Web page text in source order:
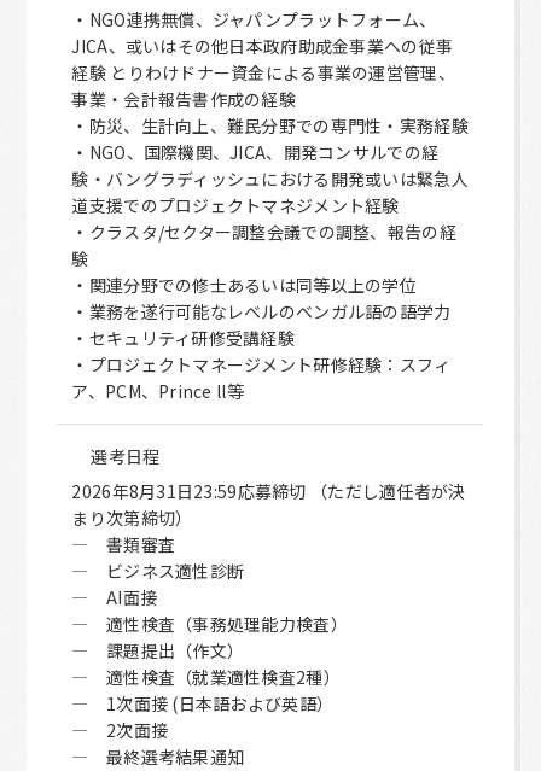
・NGO連携無償、ジャパンプラットフォーム、
JICA、或いはその他日本政府助成金事業への従事
経験 とりわけドナー資金による事業の運営管理、
事業・会計報告書作成の経験
・防災、生計向上、難民分野での専門性・実務経験
・NGO、国際機関、JICA、開発コンサルでの経
験・バングラディッシュにおける開発或いは緊急人
道支援でのプロジェクトマネジメント経験
・クラスタ/セクター調整会議での調整、報告の経
験
・関連分野での修士あるいは同等以上の学位
・業務を遂行可能なレベルのベンガル語の語学力
・セキュリティ研修受講経験
・プロジェクトマネージメント研修経験：スフィ
ア、PCM、Prince ll等
選考日程
2026年8月31日23:59応募締切 （ただし適任者が決
まり次第締切）
― 書類審査
― ビジネス適性診断
― AI面接
― 適性検査（事務処理能力検査）
― 課題提出（作文）
― 適性検査（就業適性検査2種）
― 1次面接 (日本語および英語）
― 2次面接
― 最終選考結果通知